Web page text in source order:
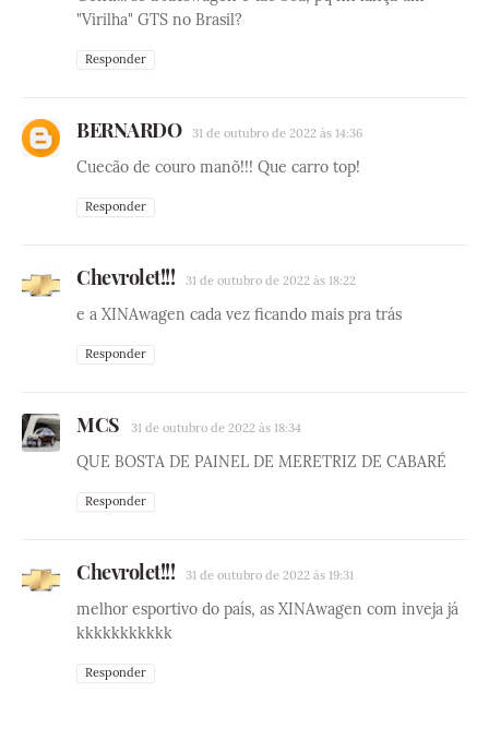
"Virilha" GTS no Brasil?
Responder
BERNARDO 31 de outubro de 2022 às 14:36
Cuecão de couro manõ!!! Que carro top!
Responder
Chevrolet!!! 31 de outubro de 2022 às 18:22
e a XINAwagen cada vez ficando mais pra trás
Responder
MCS 31 de outubro de 2022 às 18:34
QUE BOSTA DE PAINEL DE MERETRIZ DE CABARÉ
Responder
Chevrolet!!! 31 de outubro de 2022 às 19:31
melhor esportivo do país, as XINAwagen com inveja já
kkkkkkkkkkk
Responder